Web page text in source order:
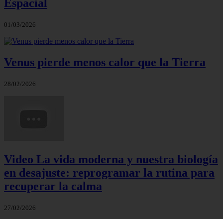
Espacial
01/03/2026
Venus pierde menos calor que la Tierra
28/02/2026
Video La vida moderna y nuestra biología
en desajuste: reprogramar la rutina para
recuperar la calma
27/02/2026